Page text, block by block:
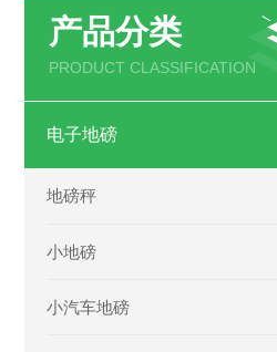
产品分类
PRODUCT CLASSIFICATION
电子地磅
地磅秤
小地磅
小汽车地磅